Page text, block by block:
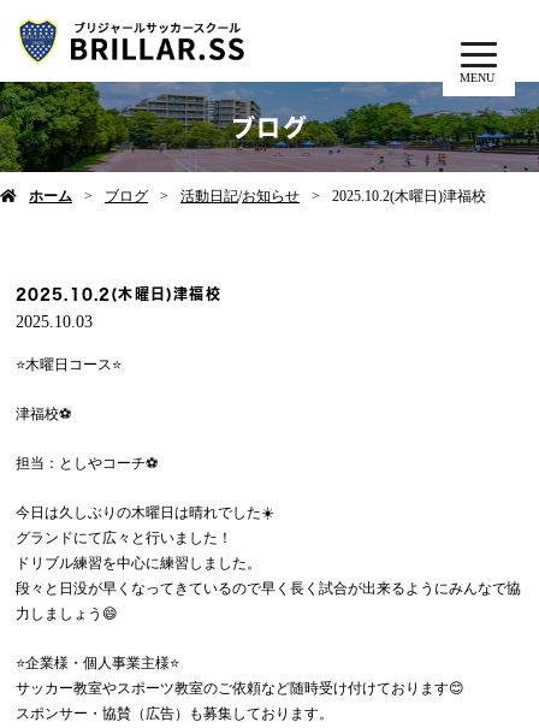
MENU
ブログ
ホーム ブログ 活動日記/お知らせ 2025.10.2(木曜日)津福校
2025.10.2(木曜日)津福校
2025.10.03
⭐️木曜日コース⭐️
津福校⚽️
担当：としやコーチ⚽️
今日は久しぶりの木曜日は晴れでした☀️
グランドにて広々と行いました！
ドリブル練習を中心に練習しました。
段々と日没が早くなってきているので早く長く試合が出来るようにみんなで協
力しましょう😄
⭐️企業様・個人事業主様⭐️
サッカー教室やスポーツ教室のご依頼など随時受け付けております😊
スポンサー・協賛（広告）も募集しております。